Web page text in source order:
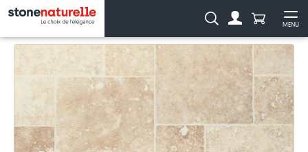
MENU
Recherche :Anzahl